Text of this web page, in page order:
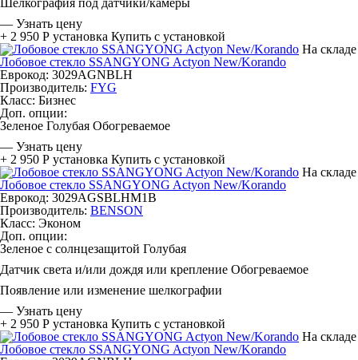
Шелкография под датчики/камеры
— Узнать цену
+ 2 950 Р установка Купить с установкой
На складе
Лобовое стекло SSANGYONG Actyon New/Korando
Еврокод: 3029AGNBLH
Производитель: FYG
Класс: Бизнес
Доп. опции:
Зеленое Голубая Обогреваемое
— Узнать цену
+ 2 950 Р установка Купить с установкой
На складе
Лобовое стекло SSANGYONG Actyon New/Korando
Еврокод: 3029AGSBLHM1B
Производитель: BENSON
Класс: Эконом
Доп. опции:
Зеленое с солнцезащитой Голубая
Датчик света и/или дождя или крепление Обогреваемое
Появление или изменение шелкографии
— Узнать цену
+ 2 950 Р установка Купить с установкой
На складе
Лобовое стекло SSANGYONG Actyon New/Korando